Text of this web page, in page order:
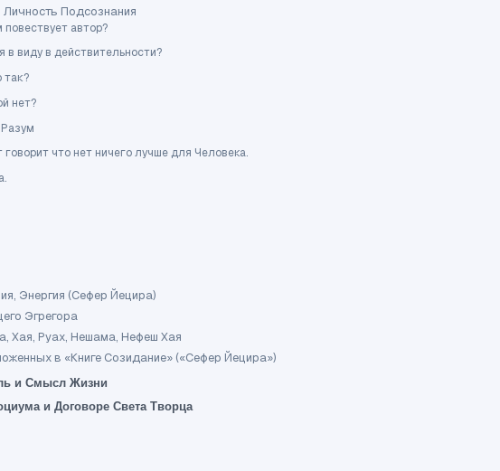
Подсознания
повествует автор?
в виду в действительности?
так?
нет?
что нет ничего лучше для Человека.
Энергия (Сефер Йецира)
Эгрегора
Хая, Руах, Нешама, Нефеш Хая
в «Книге Созидание» («Сефер Йецира»)
и Смысл Жизни
и Договоре Света Творца